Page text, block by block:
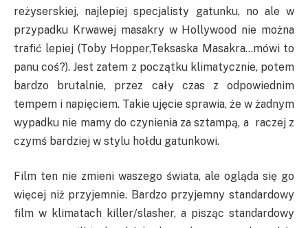
reżyserskiej, najlepiej specjalisty gatunku, no ale w
przypadku Krwawej masakry w Hollywood nie można
trafić lepiej (Toby Hopper,Teksaska Masakra…mówi to
panu coś?). Jest zatem z początku klimatycznie, potem
bardzo brutalnie, przez cały czas z odpowiednim
tempem i napięciem. Takie ujęcie sprawia, że w żadnym
wypadku nie mamy do czynienia za sztampą, a raczej z
czymś bardziej w stylu hołdu gatunkowi.
Film ten nie zmieni waszego świata, ale ogląda się go
więcej niż przyjemnie. Bardzo przyjemny standardowy
film w klimatach killer/slasher, a pisząc standardowy